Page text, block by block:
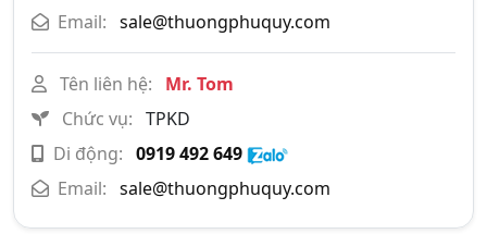
Email: sale@thuongphuquy.com
Tên liên hệ:
Mr. Tom
Chức vụ: TPKD
Di động: 0919 492 649
Email: sale@thuongphuquy.com